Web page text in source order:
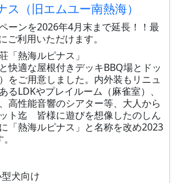
ス（旧エムユー南熱海）
ーンを2026年4月末まで延長！！最
ご利用いただけます。
「熱海ルピナス」
快適な屋根付きデッキBBQ場とドッ
をご用意しました。内外装もリニュ
るLDKやプレイルーム（麻雀室）、
高性能音響のシアター等、大人から
ト迄 皆様に遊びを想像したのしん
「熱海ルピナス」と名称を改め2023
犬向け